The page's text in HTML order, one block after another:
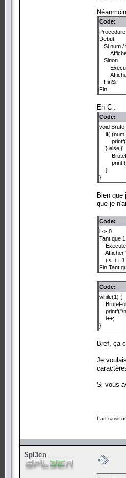
Code:
Debut
Si num /
Afficher
Sinon
Afficher
FinSi
Fin
En C :
Code:
void
if(!(num
} else {
}
}
Bien que
que je
Code:
i <- 0
Tant que
Afficher
i <- i + 1
Fin Tant
Code:
while(1) {
i++;
}
Bref, ça
Je
Si vous
L’art saisit
Spl3en